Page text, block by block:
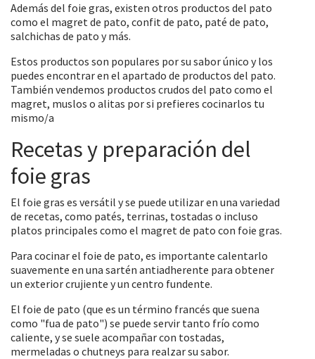
Además del foie gras, existen otros productos del pato
como el magret de pato, confit de pato, paté de pato,
salchichas de pato y más.
Estos productos son populares por su sabor único y los
puedes encontrar en el apartado de productos del pato.
También vendemos productos crudos del pato como el
magret, muslos o alitas por si prefieres cocinarlos tu
mismo/a
Recetas y preparación del
foie gras
El foie gras es versátil y se puede utilizar en una variedad
de recetas, como patés, terrinas, tostadas o incluso
platos principales como el magret de pato con foie gras.
Para cocinar el foie de pato, es importante calentarlo
suavemente en una sartén antiadherente para obtener
un exterior crujiente y un centro fundente.
El foie de pato (que es un término francés que suena
como "fua de pato") se puede servir tanto frío como
caliente, y se suele acompañar con tostadas,
mermeladas o chutneys para realzar su sabor.